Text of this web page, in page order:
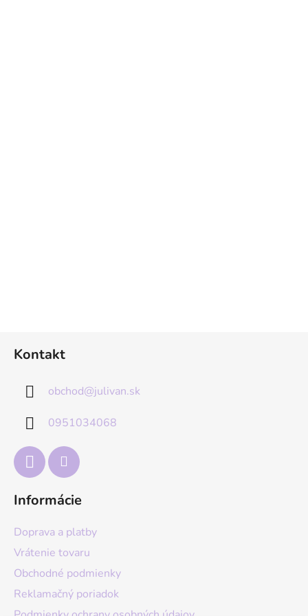
Kontakt
obchod@julivan.sk
0951034068
Informácie
Doprava a platby
Vrátenie tovaru
Obchodné podmienky
Reklamačný poriadok